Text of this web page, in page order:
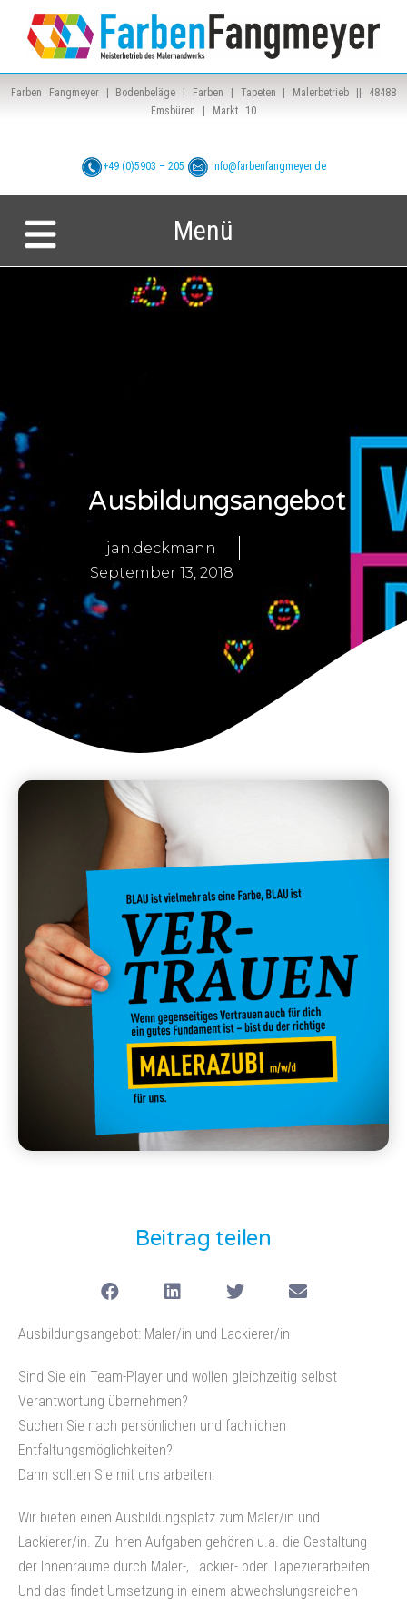
Farben Fangmeyer | Bodenbeläge | Farben | Tapeten | Malerbetrieb || 48488
Emsbüren | Markt 10
+49 (0)5903 – 205 info@farbenfangmeyer.de
Menü
Ausbildungsangebot
jan.deckmann
September 13, 2018
Beitrag teilen
Ausbildungsangebot: Maler/in und Lackierer/in
Sind Sie ein Team-Player und wollen gleichzeitig selbst
Verantwortung übernehmen?
Suchen Sie nach persönlichen und fachlichen
Entfaltungsmöglichkeiten?
Dann sollten Sie mit uns arbeiten!
Wir bieten einen Ausbildungsplatz zum Maler/in und
Lackierer/in. Zu Ihren Aufgaben gehören u.a. die Gestaltung
der Innenräume durch Maler-, Lackier- oder Tapezierarbeiten.
Und das findet Umsetzung in einem abwechslungsreichen